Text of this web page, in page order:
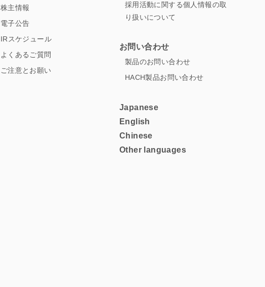
株主情報
電子公告
IRスケジュール
よくあるご質問
ご注意とお願い
採用活動に関する個人情報の取
り扱いについて
お問い合わせ
製品のお問い合わせ
HACH製品お問い合わせ
Japanese
English
Chinese
Other languages